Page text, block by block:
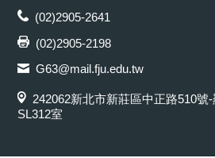
(02)2905-2641
(02)2905-2198
G63@mail.fju.edu.tw
242062新北市新莊區中正路510號-
SL312室